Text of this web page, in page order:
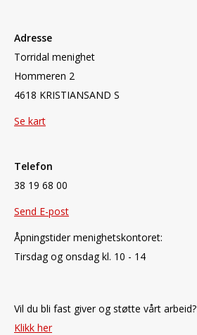
Adresse
Torridal menighet
Hommeren 2
4618 KRISTIANSAND S
Se kart
Telefon
38 19 68 00
Send E-post
Åpningstider menighetskontoret:
Tirsdag og onsdag kl. 10 - 14
Vil du bli fast giver og støtte vårt arbeid?
Klikk her